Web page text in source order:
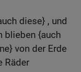
diese} , und
blieben {auch
von der Erde
Räder